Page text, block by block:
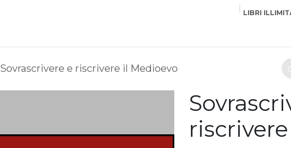
LIBRI
Sovrascrivere e riscrivere il Medioevo